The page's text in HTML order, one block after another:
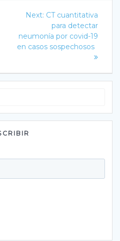
Next: Next
post:
CT cuantitativa
para detectar
neumonía por covid-19
en casos sospechosos